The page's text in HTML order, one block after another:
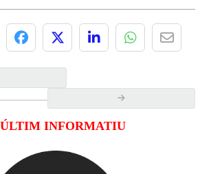
INFORMATIU